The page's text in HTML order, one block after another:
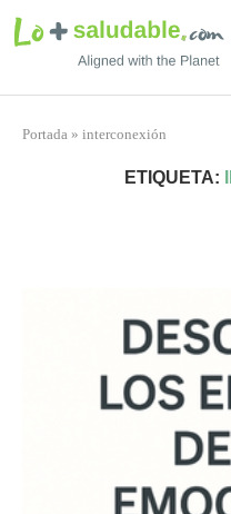
Portada » interconexión
ETIQUETA: